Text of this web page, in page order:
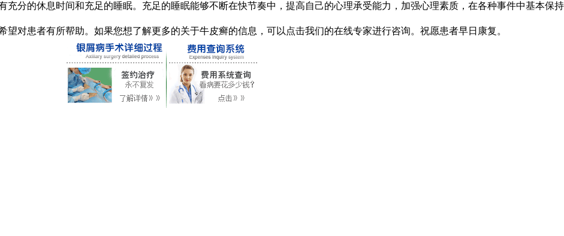
分的休息时间和充足的睡眠。充足的睡眠能够不断在快节奏中，提高自己的心理承受能力，加强心理素质，在各种事件中基本保持
望对患者有所帮助。如果您想了解更多的关于牛皮癣的信息，可以点击我们的在线专家进行咨询。祝愿患者早日康复。